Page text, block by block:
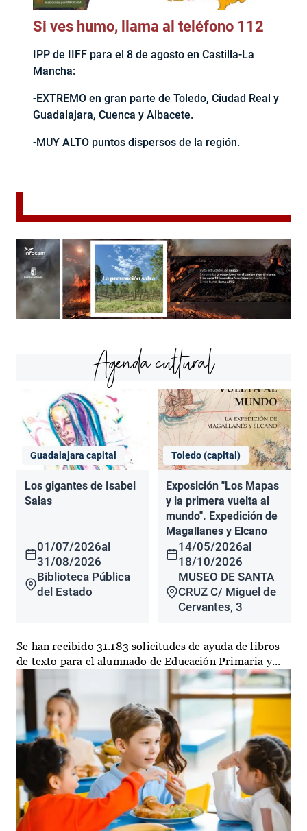
Si ves humo, llama al teléfono 112
IPP de IIFF para el 8 de agosto en Castilla-La
Mancha:
-EXTREMO en gran parte de Toledo, Ciudad Real y
Guadalajara, Cuenca y Albacete.
-MUY ALTO puntos dispersos de la región.
Agenda cultural
Guadalajara capital
Los gigantes de Isabel
Salas
01/07/2026al
31/08/2026
Biblioteca Pública
del Estado
Toledo (capital)
Exposición "Los Mapas
y la primera vuelta al
mundo". Expedición de
Magallanes y Elcano
14/05/2026al
18/10/2026
MUSEO DE SANTA
CRUZ C/ Miguel de
Cervantes, 3
Se han recibido 31.183 solicitudes de ayuda de libros
de texto para el alumnado de Educación Primaria y...